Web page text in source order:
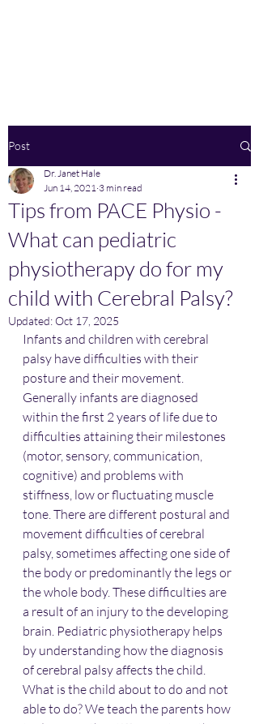
Post
Tips from PACE Physio -
What can pediatric
physiotherapy do for my
child with Cerebral Palsy?
Dr. Janet Hale
Jun 14, 2021 3 min read
Updated:Oct 17, 2025
Infants and children with cerebral
palsy have difficulties with their
posture and their movement.
Generally infants are diagnosed
within the first 2 years of life due to
difficulties attaining their milestones
(motor, sensory, communication,
cognitive) and problems with
stiffness, low or fluctuating muscle
tone. There are different postural and
movement difficulties of cerebral
palsy, sometimes affecting one side of
the body or predominantly the legs or
the whole body. These difficulties are
a result of an injury to the developing
brain. Pediatric physiotherapy helps
by understanding how the diagnosis
of cerebral palsy affects the child.
What is the child about to do and not
able to do? We teach the parents how